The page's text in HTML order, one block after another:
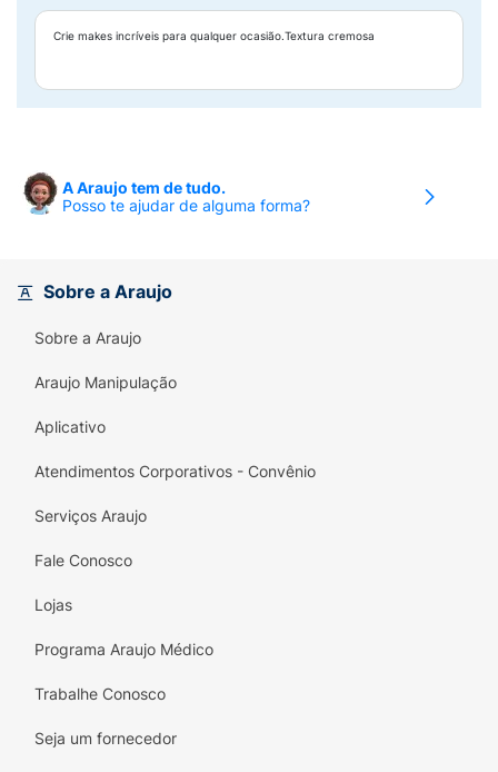
Crie makes incríveis para qualquer ocasião.Textura cremosa
A Araujo tem de tudo.
Posso te ajudar de alguma forma?
Sobre a Araujo
Sobre a Araujo
Araujo Manipulação
Aplicativo
Atendimentos Corporativos - Convênio
Serviços Araujo
Fale Conosco
Lojas
Programa Araujo Médico
Trabalhe Conosco
Seja um fornecedor